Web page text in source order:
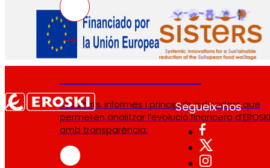
Resultats, informes i principals indicadors que
permeten analitzar l’evolució financera d’EROSKI
amb transparència.
Segueix-nos